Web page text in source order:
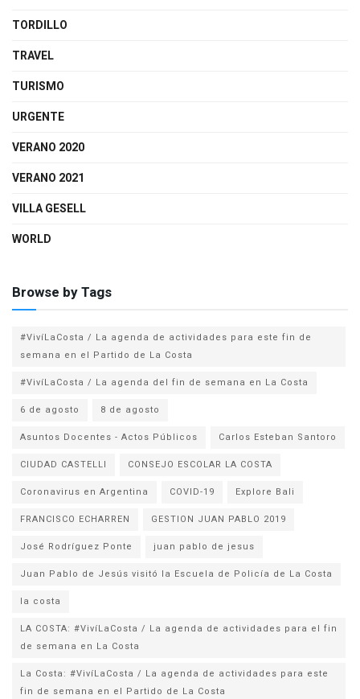
TORDILLO
TRAVEL
TURISMO
URGENTE
VERANO 2020
VERANO 2021
VILLA GESELL
WORLD
Browse by Tags
#VivíLaCosta / La agenda de actividades para este fin de
semana en el Partido de La Costa
#VivíLaCosta / La agenda del fin de semana en La Costa
6 de agosto
8 de agosto
Asuntos Docentes - Actos Públicos
Carlos Esteban Santoro
CIUDAD CASTELLI
CONSEJO ESCOLAR LA COSTA
Coronavirus en Argentina
COVID-19
Explore Bali
FRANCISCO ECHARREN
GESTION JUAN PABLO 2019
José Rodríguez Ponte
juan pablo de jesus
la costa
LA COSTA: #VivíLaCosta / La agenda de actividades para el fin
de semana en La Costa
La Costa: #VivíLaCosta / La agenda de actividades para este
fin de semana en el Partido de La Costa